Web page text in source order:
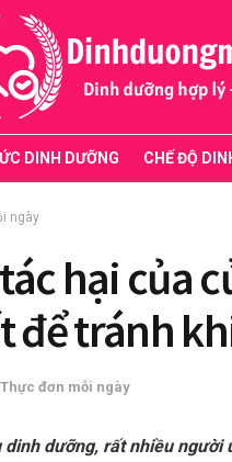
DINH DƯỠNG CHẾ ĐỘ
ngày
hại của
để tránh
Thực đơn mỗi ngày
dinh dưỡng, rất nhiều người